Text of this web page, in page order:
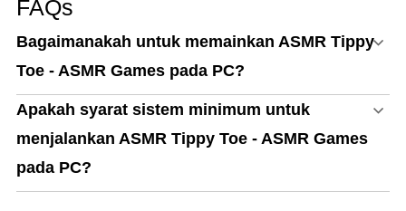
FAQs
Bagaimanakah untuk memainkan ASMR Tippy
Toe - ASMR Games pada PC?
Apakah syarat sistem minimum untuk
menjalankan ASMR Tippy Toe - ASMR Games
pada PC?